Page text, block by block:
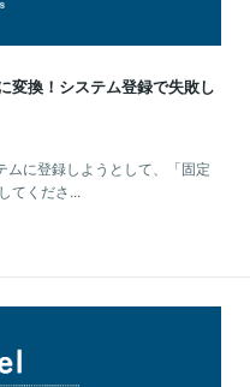
変換！システム登録で失敗し
に登録しようとして、「固定
てくださ...